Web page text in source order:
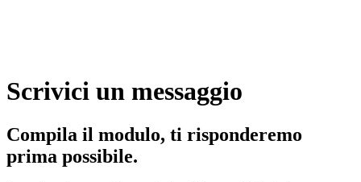
Scrivici un messaggio
Compila il modulo, ti risponderemo
prima possibile.